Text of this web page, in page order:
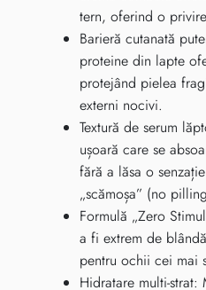
tern, oferind o
Barieră cutanată
proteine din lapte
protejând pielea
externi nocivi.
Textură de serum
ușoară care se
fără a lăsa o
„scămoșa” (no
Formulă „Zero
a fi extrem de
pentru ochii cei mai
Hidratare multi-